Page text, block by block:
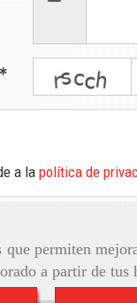
permiten
a partir de
a la política de